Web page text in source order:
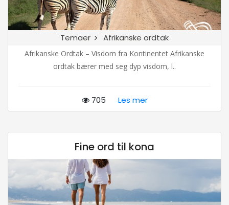
Temaer Afrikanske ordtak
Afrikanske Ordtak – Visdom fra Kontinentet Afrikanske
ordtak bærer med seg dyp visdom, l..
705 Les mer
Fine ord til kona